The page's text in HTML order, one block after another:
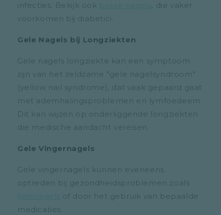
infecties. Bekijk ook
, die vaker
voorkomen bij diabetici.
Gele Nagels bij Longziekten
Gele nagels longziekte kan een symptoom
zijn van het zeldzame "gele nagelsyndroom"
(yellow nail syndrome), dat vaak gepaard gaat
met ademhalingsproblemen en lymfoedeem.
Dit kan wijzen op onderliggende longziekten
die medische aandacht vereisen.
Gele Vingernagels
Gele vingernagels kunnen eveneens
optreden bij gezondheidsproblemen zoals
of door het gebruik van bepaalde
medicaties.